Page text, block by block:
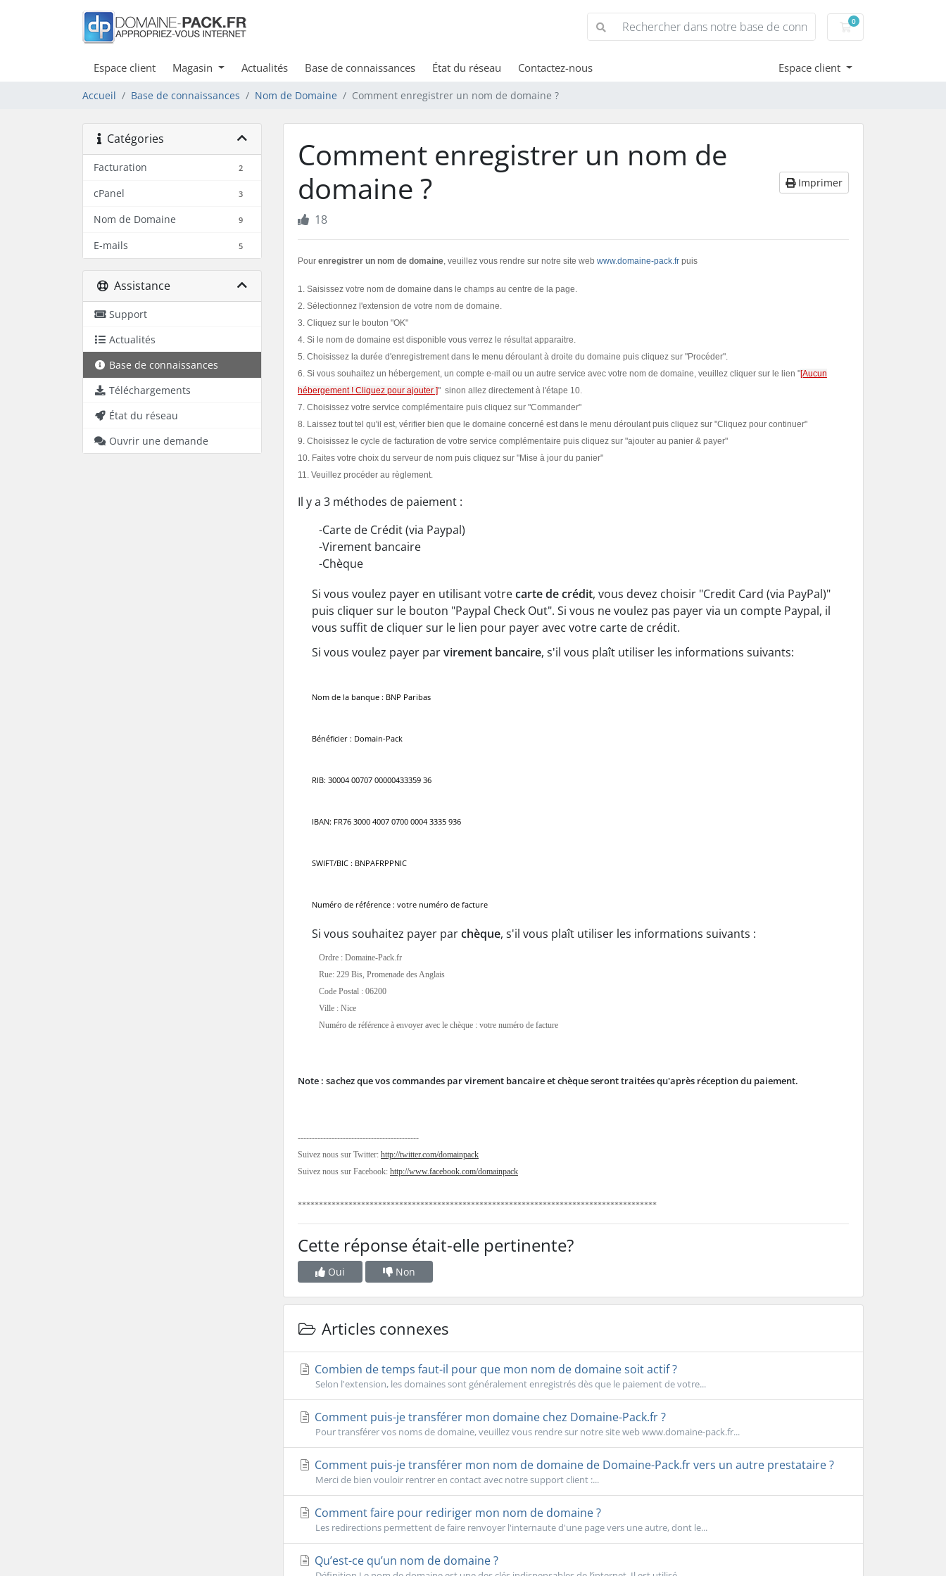
0
Votre panier
Espace client Magasin Actualités Base de connaissances État du réseau Contactez-nous Espace client
Accueil Base de connaissances Nom de Domaine Comment enregistrer un nom de domaine ?
Catégories
Facturation 2
cPanel 3
Nom de Domaine 9
E-mails 5
Assistance
Support
Actualités
Base de connaissances
Téléchargements
État du réseau
Ouvrir une demande
Comment enregistrer un nom de
domaine ?
Imprimer
18
Pour enregistrer un nom de domaine, veuillez vous rendre sur notre site web www.domaine-pack.fr puis
1. Saisissez votre nom de domaine dans le champs au centre de la page.
2. Sélectionnez l'extension de votre nom de domaine.
3. Cliquez sur le bouton "OK"
4. Si le nom de domaine est disponible vous verrez le résultat apparaitre.
5. Choisissez la durée d'enregistrement dans le menu déroulant à droite du domaine puis cliquez sur "Procéder".
6. Si vous souhaitez un hébergement, un compte e-mail ou un autre service avec votre nom de domaine, veuillez cliquer sur le lien "[Aucun
hébergement ! Cliquez pour ajouter ]" sinon allez directement à l'étape 10.
7. Choisissez votre service complémentaire puis cliquez sur "Commander"
8. Laissez tout tel qu'il est, vérifier bien que le domaine concerné est dans le menu déroulant puis cliquez sur "Cliquez pour continuer"
9. Choisissez le cycle de facturation de votre service complémentaire puis cliquez sur "ajouter au panier & payer"
10. Faites votre choix du serveur de nom puis cliquez sur "Mise à jour du panier"
11. Veuillez procéder au règlement.
Il y a 3 méthodes de paiement :
-Carte de Crédit(via Paypal)
-Virement bancaire
-Chèque
Si vous voulez payer en utilisant votrecarte de crédit, vous devez choisir "Credit Card (via PayPal)"
puis cliquer sur le bouton "Paypal Check Out". Si vous nevoulez pas payervia un compte Paypal, il
vous suffit de cliquer sur le lien pour payer avec votre carte de crédit.
Si vous voulez payer parvirement bancaire, s'il vous plaît utiliser les informations suivants:
Nom de la banque : BNP Paribas
Bénéficier : Domain-Pack
RIB: 30004 00707 00000433359 36
IBAN: FR76 3000 4007 0700 0004 3335 936
SWIFT/BIC : BNPAFRPPNIC
Numéro de référence : votre numéro de facture
Si vous souhaitez payer parchèque, s'il vous plaît utiliser les informations suivants :
Ordre : Domaine-Pack.fr
Rue: 229 Bis, Promenade des Anglais
Code Postal : 06200
Ville : Nice
Numéro de référence à envoyer avec le chèque : votre numéro de facture
Note : sachez que vos commandes par virement bancaire et chèque seronttraitéesqu'après réceptiondu paiement.
-------------------------------------------
Suivez nous sur Twitter: http://twitter.com/domainpack
Suivez nous sur Facebook: http://www.facebook.com/domainpack
*************************************************************************************
Cette réponse était-elle pertinente?
Oui Non
Articles connexes
Combien de temps faut-il pour que mon nom de domaine soit actif ?
Selon l'extension, les domaines sont généralement enregistrés dès que le paiement de votre...
Comment puis-je transférer mon domaine chez Domaine-Pack.fr ?
Pour transférer vos noms de domaine, veuillez vous rendre sur notre site web www.domaine-pack.fr...
Comment puis-je transférer mon nom de domaine de Domaine-Pack.fr vers un autre prestataire ?
Merci de bien vouloir rentrer en contact avec notre support client :...
Comment faire pour rediriger mon nom de domaine ?
Les redirections permettent de faire renvoyer l'internaute d'une page vers une autre, dont le...
Qu’est-ce qu’un nom de domaine ?